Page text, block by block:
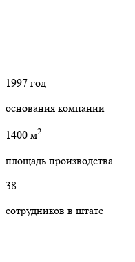
1997 год
основания компании
1400 м2
площадь производства
38
сотрудников в штате